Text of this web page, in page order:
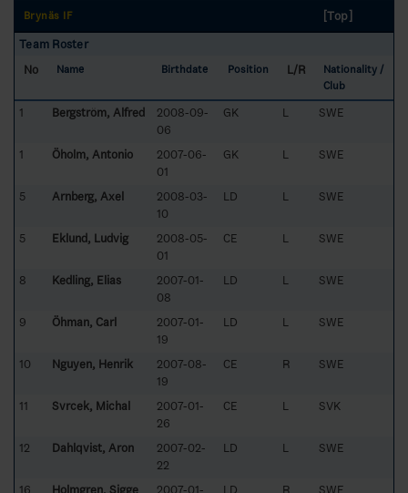
Brynäs IF
[Top]
Team Roster
No
Name Birthdate Position L/R
Nationality /
Club
1 Bergström, Alfred
2008-09-
06
GK L SWE
1 Öholm, Antonio
2007-06-
01
GK L SWE
5 Arnberg, Axel
2008-03-
10
LD L SWE
5 Eklund, Ludvig
2008-05-
01
CE L SWE
8 Kedling, Elias
2007-01-
08
LD L SWE
9 Öhman, Carl
2007-01-
19
LD L SWE
10 Nguyen, Henrik
2007-08-
19
CE R SWE
11 Svrcek, Michal
2007-01-
26
CE L SVK
12 Dahlqvist, Aron
2007-02-
22
LD L SWE
16 Holmgren, Sigge
2007-01-
LD R SWE